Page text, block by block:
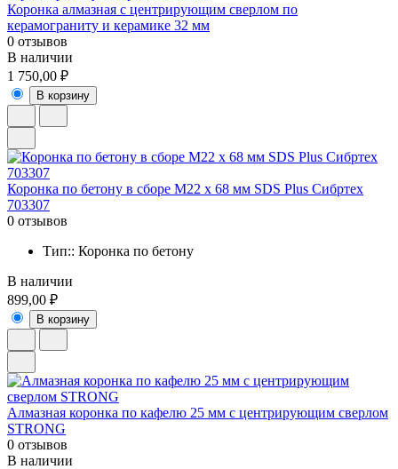
Коронка алмазная с центрирующим сверлом по
керамограниту и керамике 32 мм
0 отзывов
В наличии
1 750,00 ₽
В корзину
Коронка по бетону в сборе М22 х 68 мм SDS Plus Сибртех
703307
0 отзывов
Тип:: Коронка по бетону
В наличии
899,00 ₽
В корзину
Алмазная коронка по кафелю 25 мм с центрирующим сверлом
STRONG
0 отзывов
В наличии